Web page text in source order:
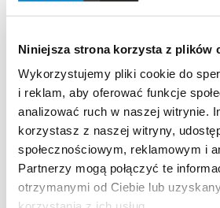
Niniejsza strona korzysta z plików
Wykorzystujemy pliki cookie do
i reklam, aby oferować funkcje
analizować ruch w naszej witrynie.
korzystasz z naszej witryny,
społecznościowym, reklamowym i
Partnerzy mogą połączyć te
otrzymanymi od Ciebie lub
kijki turystyczne
MH500 FORCLAZ
Decathlon Katowice
hak
926